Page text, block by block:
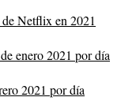
de Netflix en 2021
enero 2021 por día
2021 por día